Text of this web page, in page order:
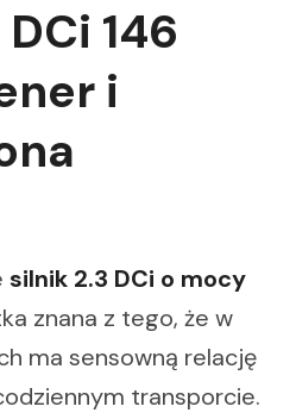
146
i
silnik 2.3 DCi o mocy
znana z tego, że w
ma sensowną relację
transporcie.